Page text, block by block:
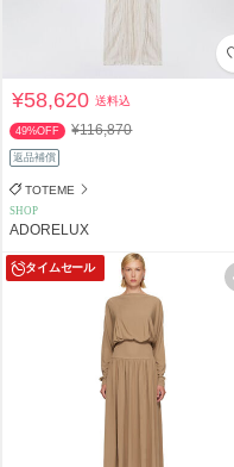
¥58,620送料込
49%OFF ¥116,870
返品補償
TOTEME
SHOP
ADORELUX
タイムセール